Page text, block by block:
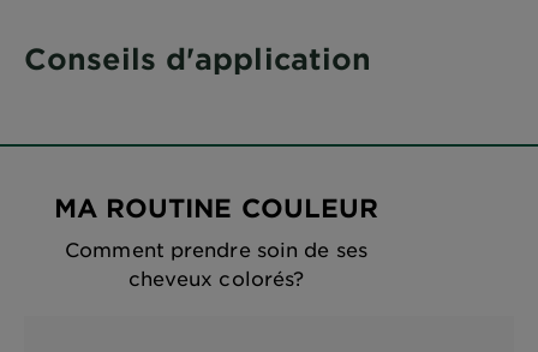
Conseils d'application
MA ROUTINE COULEUR
Comment prendre soin de ses
cheveux colorés?